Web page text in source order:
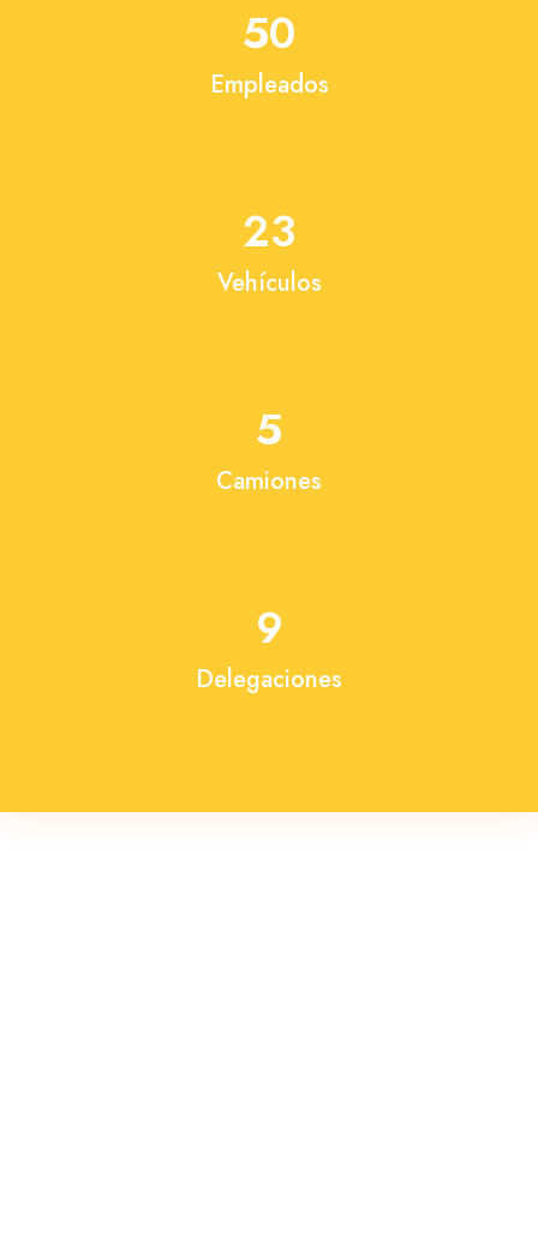
50
Empleados
23
Vehículos
5
Camiones
9
Delegaciones